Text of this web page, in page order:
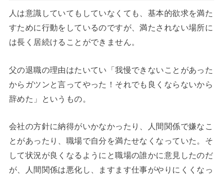
人は意識していてもしていなくても、基本的欲求を満た
すために行動をしているのですが、満たされない場所に
は長く居続けることができません。
父の退職の理由はたいてい「我慢できないことがあった
からガツンと言ってやった！それでも良くならないから
辞めた」というもの。
会社の方針に納得がいかなかったり、人間関係で嫌なこ
とがあったり、職場で自分を満たせなくなっていた。そ
して状況が良くなるようにと職場の誰かに意見したのだ
が、人間関係は悪化し、ますます仕事がやりにくくなっ